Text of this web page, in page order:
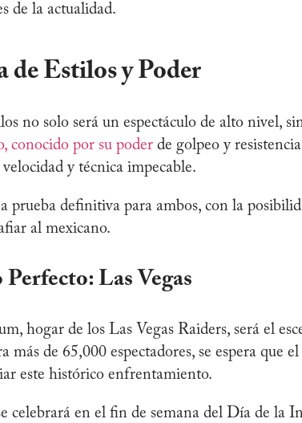
de la actualidad.
de Estilos y Poder
no solo será un espectáculo de alto nivel,
conocido por su poder de golpeo y
y técnica impecable.
prueba definitiva para ambos, con la
al mexicano.
Las Vegas
hogar de los Las Vegas Raiders, será el
más de 65,000 espectadores, se espera que
este histórico enfrentamiento.
celebrará en el fin de semana del Día de la